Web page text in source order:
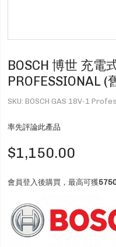
BOSCH 博世 充電
PROFESSIONAL
SKU BOSCH GAS 18V-1
率先評論此產品
$1,150.00
會員登入後購買，最高可獲